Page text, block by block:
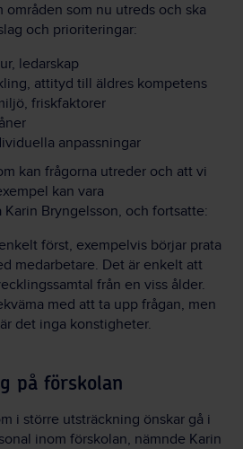
områden som nu utreds och ska
och prioriteringar:
ledarskap
attityd till äldres kompetens
friskfaktorer
anpassningar
kan frågorna utreder och att vi
kan vara
Bryngelsson, och fortsatte:
först, exempelvis börjar prata
medarbetare. Det är enkelt att
från en viss ålder.
med att ta upp frågan, men
det inga konstigheter.
på förskolan
i större utsträckning önskar gå i
inom förskolan, nämnde Karin